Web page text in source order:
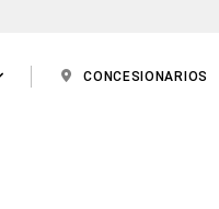
CONCESIONARIOS